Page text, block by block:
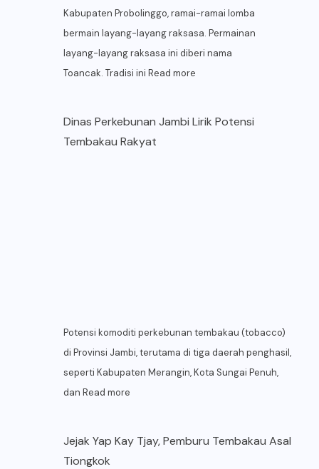
Kabupaten Probolinggo, ramai-ramai lomba
bermain layang-layang raksasa. Permainan
layang-layang raksasa ini diberi nama
Toancak. Tradisi ini Read more
Dinas Perkebunan Jambi Lirik Potensi
Tembakau Rakyat
Potensi komoditi perkebunan tembakau (tobacco)
di Provinsi Jambi, terutama di tiga daerah penghasil,
seperti Kabupaten Merangin, Kota Sungai Penuh,
dan Read more
Jejak Yap Kay Tjay, Pemburu Tembakau Asal
Tiongkok